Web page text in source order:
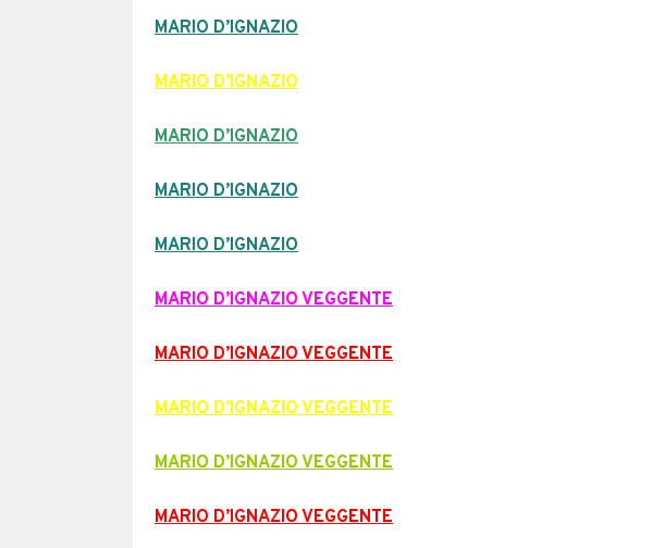
MARIO D’IGNAZIO
MARIO D’IGNAZIO
MARIO D’IGNAZIO
MARIO D’IGNAZIO
MARIO D’IGNAZIO
MARIO D’IGNAZIO VEGGENTE
MARIO D’IGNAZIO VEGGENTE
MARIO D’IGNAZIO VEGGENTE
MARIO D’IGNAZIO VEGGENTE
MARIO D’IGNAZIO VEGGENTE